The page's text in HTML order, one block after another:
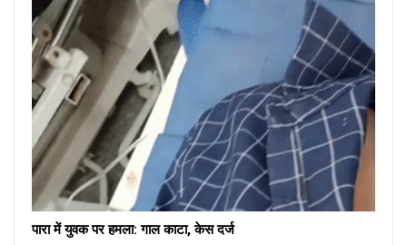
पारा में युवक पर हमला: गाल काटा, केस दर्ज